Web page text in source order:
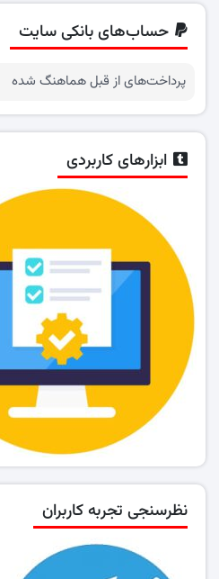
حساب‌های بانکی سایت
پرداخت‌های از قبل هماهنگ شده
ابزارهای کاربردی
نظرسنجی تجربه کاربران